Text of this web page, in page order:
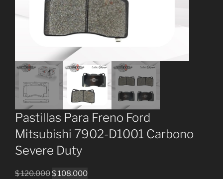
Pastillas Para Freno Ford
Mitsubishi 7902-D1001 Carbono
Severe Duty
$120.000El
$108.000El